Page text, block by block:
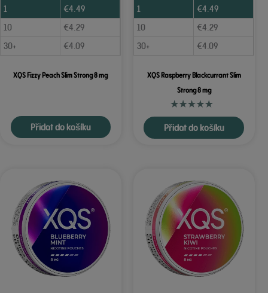
1
€4.49
10
€4.29
30+
€4.09
XQS Fizzy Peach Slim Strong 8 mg
Přidat do košíku
1
€4.49
10
€4.29
30+
€4.09
XQS Raspberry Blackcurrant Slim
Strong 8 mg
Přidat do košíku